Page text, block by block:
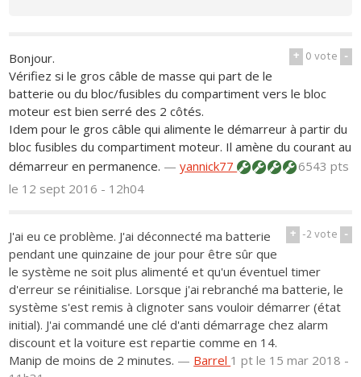
+ 0vote -
Bonjour.
Vérifiez si le gros câble de masse qui part de le
batterie ou du bloc/fusibles du compartiment vers le bloc
moteur est bien serré des 2 côtés.
Idem pour le gros câble qui alimente le démarreur à partir du
bloc fusibles du compartiment moteur. Il amène du courant au
démarreur en permanence. —yannick77
6543 pts
le 12 sept 2016 - 12h04
+ -2vote -
J'ai eu ce problème. J'ai déconnecté ma batterie
pendant une quinzaine de jour pour être sûr que
le système ne soit plus alimenté et qu'un éventuel timer
d'erreur se réinitialise. Lorsque j'ai rebranché ma batterie, le
système s'est remis à clignoter sans vouloir démarrer (état
initial). J'ai commandé une clé d'anti démarrage chez alarm
discount et la voiture est repartie comme en 14.
Manip de moins de 2 minutes. — Barrel 1 ptle 15 mar 2018 -